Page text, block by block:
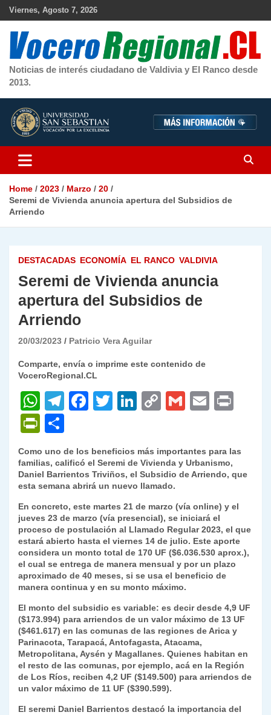
Skip
Viernes, Agosto 7, 2026
Noticias de interés ciudadano de Valdivia y El Ranco desde
2013.
Home 2023 Marzo
20
Seremi de Vivienda anuncia apertura del Subsidios de
Arriendo
DESTACADAS ECONOMÍA EL RANCO VALDIVIA
Seremi de Vivienda anuncia
apertura del Subsidios de
Arriendo
20/03/2023 Patricio Vera Aguilar
Comparte, envía o imprime este contenido de
VoceroRegional.CL
W
h
at
s
A
p
T
gr
a
F
e
b
o
k
T
er
Li
e
dI
n
C
y
Li
k
G
l
E
l
P
nt
Fr
ie
n
dl
y
o
m
p
ar
tir
Como uno de los beneficios más importantes para las
familias, calificó el Seremi de Vivienda y Urbanismo,
Daniel Barrientos Triviños, el Subsidio de Arriendo, que
esta semana abrirá un nuevo llamado.
En concreto, este martes 21 de marzo (vía online) y el
jueves 23 de marzo (vía presencial), se iniciará el
proceso de postulación al Llamado Regular 2023, el que
estará abierto hasta el viernes 14 de julio. Este aporte
considera un monto total de 170 UF ($6.036.530 aprox.),
el cual se entrega de manera mensual y por un plazo
aproximado de 40 meses, si se usa el beneficio de
manera continua y en su monto máximo.
El monto del subsidio es variable: es decir desde 4,9 UF
($173.994) para arriendos de un valor máximo de 13 UF
($461.617) en las comunas de las regiones de Arica y
Parinacota, Tarapacá, Antofagasta, Atacama,
Metropolitana, Aysén y Magallanes. Quienes habitan en
el resto de las comunas, por ejemplo, acá en la Región
de Los Ríos, reciben 4,2 UF ($149.500) para arriendos de
un valor máximo de 11 UF ($390.599).
El seremi Daniel Barrientos destacó la importancia del